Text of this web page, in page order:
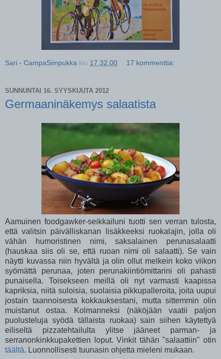
Sari - CampaSimpukka klo 17.32.00 17 kommenttia:
SUNNUNTAI 16. SYYSKUUTA 2012
Germaaninäkemys salaatista
Aamuinen foodgawker-seikkailuni tuotti sen verran tulosta,
että valitsin päivälliskanan lisäkkeeksi ruokalajin, jolla oli
vähän humoristinen nimi, saksalainen perunasalaatti
(hauskaa siis oli se, että ruoan nimi oli salaatti). Se vain
näytti kuvassa niin hyvältä ja olin ollut melkein koko viikon
syömättä perunaa, joten perunakiintiömittarini oli pahasti
punaisella. Toisekseen meillä oli nyt varmasti kaapissa
kapriksia, niitä suloisia, suolaisia pikkupalleroita, joita uupui
jostain taannoisesta kokkauksestani, mutta sittemmin olin
muistanut ostaa. Kolmanneksi (näköjään vaatii paljon
puolusteluja syödä tällaista ruokaa) sain siihen käytettyä
eiliseltä pizzatehtailulta ylitse jääneet parman- ja
serranonkinkkupakettien loput. Vinkit tähän "salaattiin" otin
täältä. Luonnollisesti tuunasin ohjetta mieleni mukaan.